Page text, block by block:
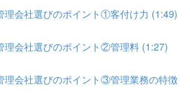
会社選びのポイント①客付け力 (1:49)
会社選びのポイント②管理料 (1:27)
会社選びのポイント③管理業務の特徴